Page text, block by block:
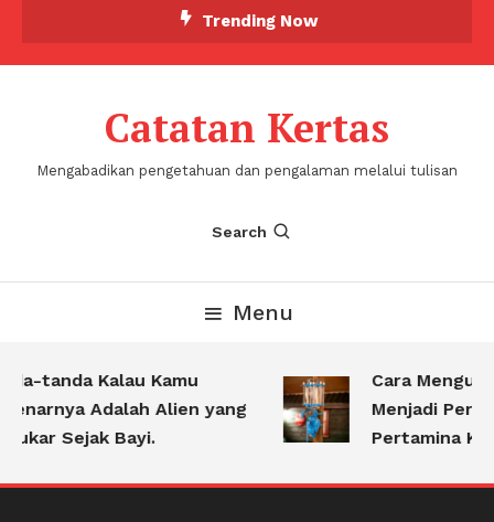
Trending Now
Catatan Kertas
Mengabadikan pengetahuan dan pengalaman melalui tulisan
Search
Menu
tanda Kalau Kamu
Adalah Alien yang
Sejak Bayi.
Cara
Menjadi
Pertamina